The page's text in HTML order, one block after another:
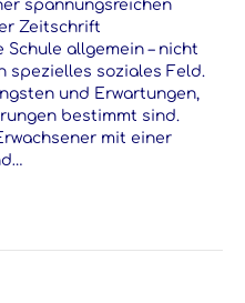
spannungsreichen
Zeitschrift
Schule allgemein – nicht
spezielles soziales Feld.
und Erwartungen,
bestimmt sind.
mit einer